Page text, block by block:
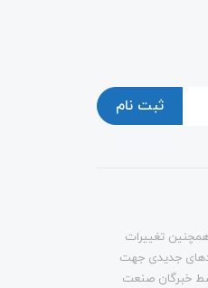
ثبت نام
تغییرات
جدیدی جهت
خبرگان صنعت